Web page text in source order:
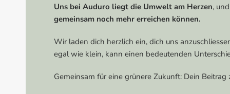
Uns bei Auduro liegt die Umwelt am Herzen,
gemeinsam noch mehr erreichen können.
Wir laden dich herzlich ein, dich uns
egal wie klein, kann einen bedeutenden
Gemeinsam für eine grünere Zukunft: Dein Beitrag
21CARS Autoshampoo Glanzklar
€22,95
21CARS Felgenreiniger Wildkirsche
In den Warenkorb legen